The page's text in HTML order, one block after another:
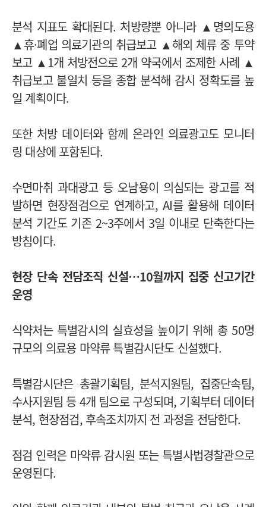
분석 지표도 확대된다. 처방량뿐 아니라 ▲명의도용
▲휴·폐업 의료기관의 취급보고 ▲해외 체류 중 투약
보고 ▲1개 처방전으로 2개 약국에서 조제한 사례 ▲
취급보고 불일치 등을 종합 분석해 감시 정확도를 높
일 계획이다.
또한 처방 데이터와 함께 온라인 의료광고도 모니터
링 대상에 포함된다.
수면마취 과대광고 등 오남용이 의심되는 광고를 적
발하면 현장점검으로 연계하고, AI를 활용해 데이터
분석 기간도 기존 2~3주에서 3일 이내로 단축한다는
방침이다.
현장 단속 전담조직 신설…10월까지 집중 신고기간
운영
식약처는 특별감시의 실효성을 높이기 위해 총 50명
규모의 의료용 마약류 특별감시단도 신설했다.
특별감시단은 총괄기획팀, 분석지원팀, 집중단속팀,
수사지원팀 등 4개 팀으로 구성되며, 기획부터 데이터
분석, 현장점검, 후속조치까지 전 과정을 전담한다.
점검 인력은 마약류 감시원 또는 특별사법경찰관으로
운영된다.